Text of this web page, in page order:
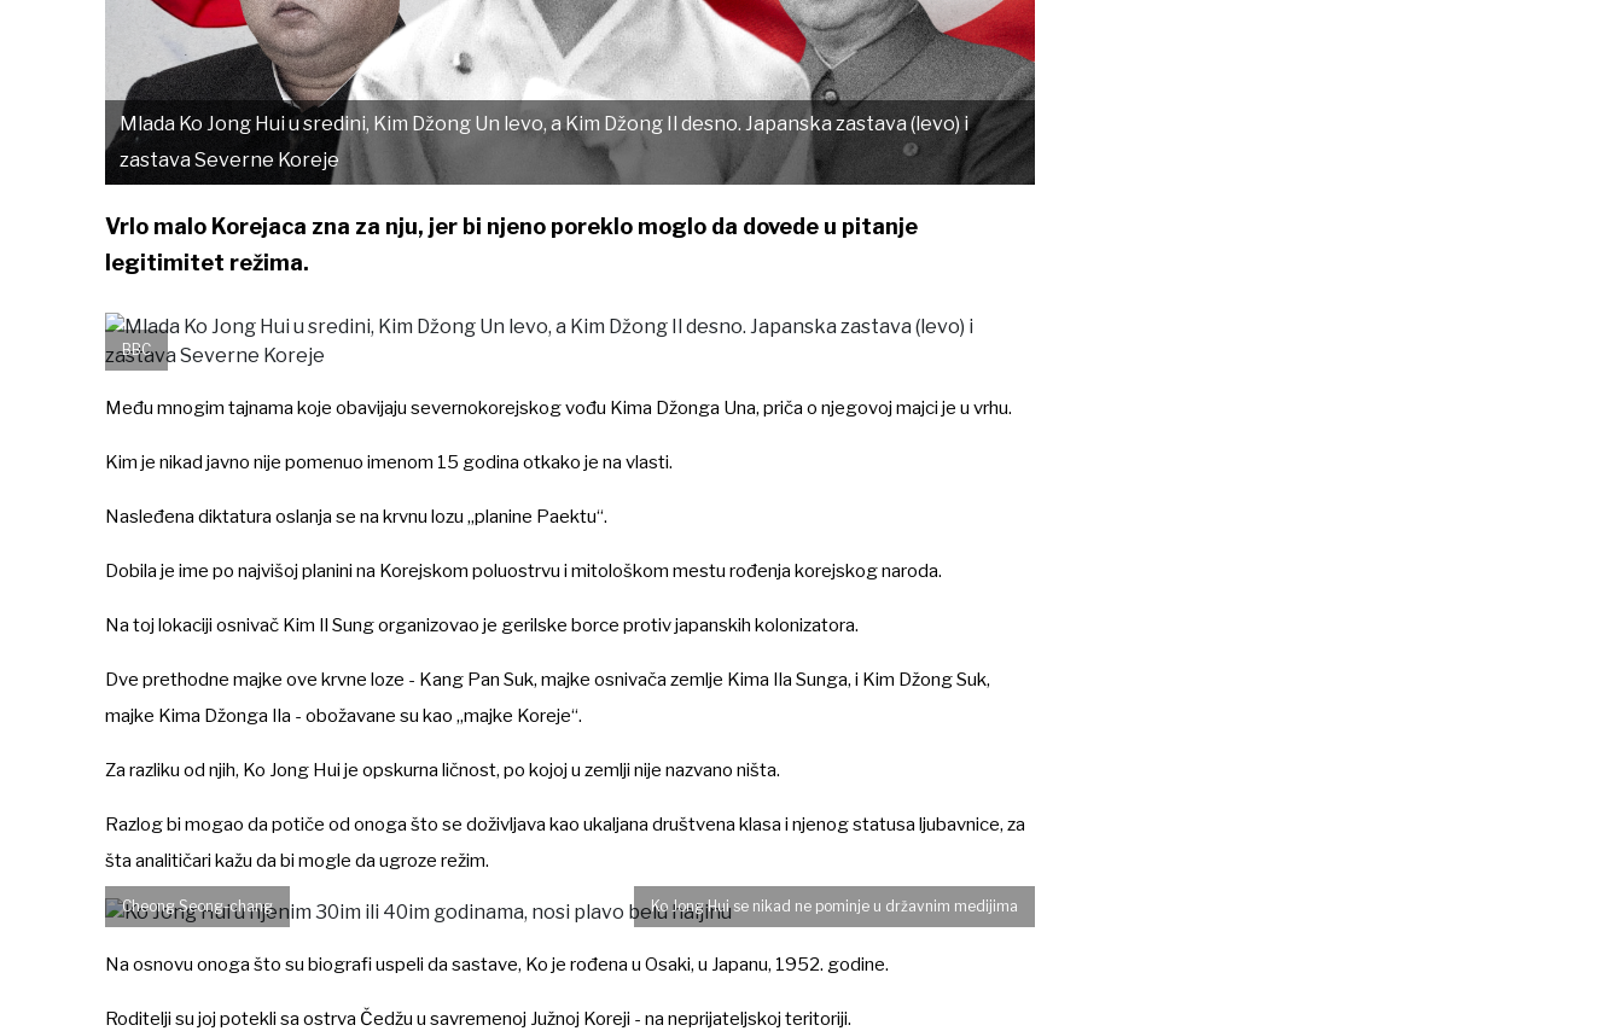
Mlada Ko Jong Hui u sredini, Kim Džong Un levo, a Kim Džong Il desno. Japanska zastava (levo) i
zastava Severne Koreje
Vrlo malo Korejaca zna za nju, jer bi njeno poreklo moglo da dovede u pitanje
legitimitet režima.
BBC
Među mnogim tajnama koje obavijaju severnokorejskog vođu Kima Džonga Una, priča o njegovoj majci je u vrhu.
Kim je nikad javno nije pomenuo imenom 15 godina otkako je na vlasti.
Nasleđena diktatura oslanja se na krvnu lozu „planine Paektu“.
Dobila je ime po najvišoj planini na Korejskom poluostrvu i mitološkom mestu rođenja korejskog naroda.
Na toj lokaciji osnivač Kim Il Sung organizovao je gerilske borce protiv japanskih kolonizatora.
Dve prethodne majke ove krvne loze - Kang Pan Suk, majke osnivača zemlje Kima Ila Sunga, i Kim Džong Suk,
majke Kima Džonga Ila - obožavane su kao „majke Koreje“.
Za razliku od njih, Ko Jong Hui je opskurna ličnost, po kojoj u zemlji nije nazvano ništa.
Razlog bi mogao da potiče od onoga što se doživljava kao ukaljana društvena klasa i njenog statusa ljubavnice, za
šta analitičari kažu da bi mogle da ugroze režim.
Cheong Seong-chang Ko Jong Hui se nikad ne pominje u državnim medijima
Na osnovu onoga što su biografi uspeli da sastave, Ko je rođena u Osaki, u Japanu, 1952. godine.
Roditelji su joj potekli sa ostrva Čedžu u savremenoj Južnoj Koreji - na neprijateljskoj teritoriji.